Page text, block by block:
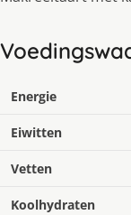
Energie
Eiwitten
Vetten
Koolhydraten